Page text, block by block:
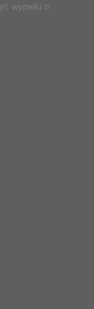
wypieki o